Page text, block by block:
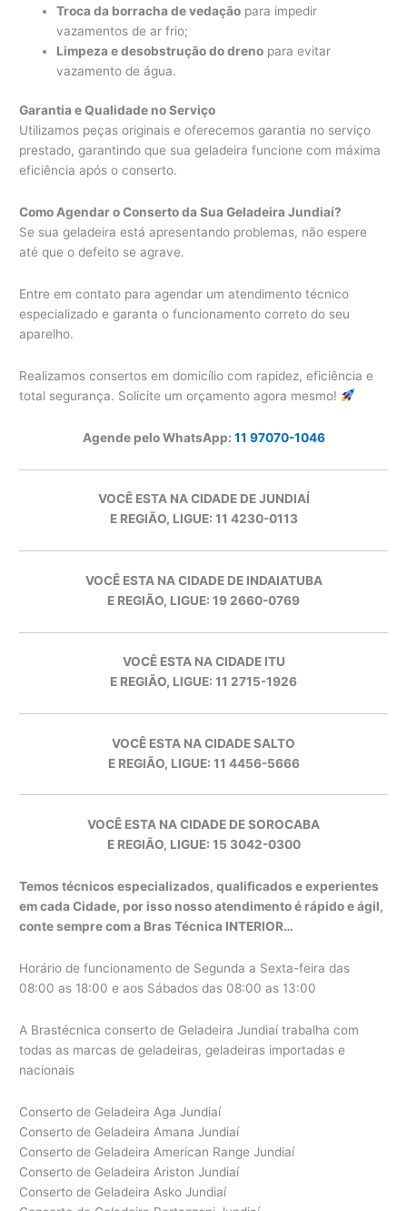
Troca da borracha de vedação para impedir
vazamentos de ar frio;
Limpeza e desobstrução do dreno para evitar
vazamento de água.
Garantia e Qualidade no Serviço
Utilizamos peças originais e oferecemos garantia no serviço
prestado, garantindo que sua geladeira funcione com máxima
eficiência após o conserto.
Como Agendar o Conserto da Sua Geladeira Jundiaí?
Se sua geladeira está apresentando problemas, não espere
até que o defeito se agrave.
Entre em contato para agendar um atendimento técnico
especializado e garanta o funcionamento correto do seu
aparelho.
Realizamos consertos em domicílio com rapidez, eficiência e
total segurança. Solicite um orçamento agora mesmo!
Agende pelo WhatsApp: 11 97070-1046
VOCÊ ESTA NA CIDADE DE JUNDIAÍ
E REGIÃO, LIGUE: 11 4230-0113
VOCÊ ESTA NA CIDADE DE INDAIATUBA
E REGIÃO, LIGUE: 19 2660-0769
VOCÊ ESTA NA CIDADE ITU
E REGIÃO, LIGUE: 11 2715-1926
VOCÊ ESTA NA CIDADE SALTO
E REGIÃO, LIGUE: 11 4456-5666
VOCÊ ESTA NA CIDADE DE SOROCABA
E REGIÃO, LIGUE: 15 3042-0300
Temos técnicos especializados, qualificados e experientes
em cada Cidade, por isso nosso atendimento é rápido e ágil,
conte sempre com a Bras Técnica INTERIOR…
Horário de funcionamento de Segunda a Sexta-feira das
08:00 as 18:00 e aos Sábados das 08:00 as 13:00
A Brastécnica conserto de Geladeira Jundiaí trabalha com
todas as marcas de geladeiras, geladeiras importadas e
nacionais
Conserto de Geladeira Aga Jundiaí
Conserto de Geladeira Amana Jundiaí
Conserto de Geladeira American Range Jundiaí
Conserto de Geladeira Ariston Jundiaí
Conserto de Geladeira Asko Jundiaí